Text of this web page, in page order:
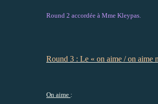
Round 2 accordée à Mme Kleypas.
Round 3 : Le « on aime / on aime
On aime :